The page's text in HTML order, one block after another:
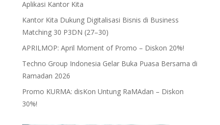
Aplikasi Kantor Kita
Kantor Kita Dukung Digitalisasi Bisnis di Business
Matching 30 P3DN (27–30)
APRILMOP: April Moment of Promo – Diskon 20%!
Techno Group Indonesia Gelar Buka Puasa Bersama di
Ramadan 2026
Promo KURMA: disKon Untung RaMAdan – Diskon
30%!